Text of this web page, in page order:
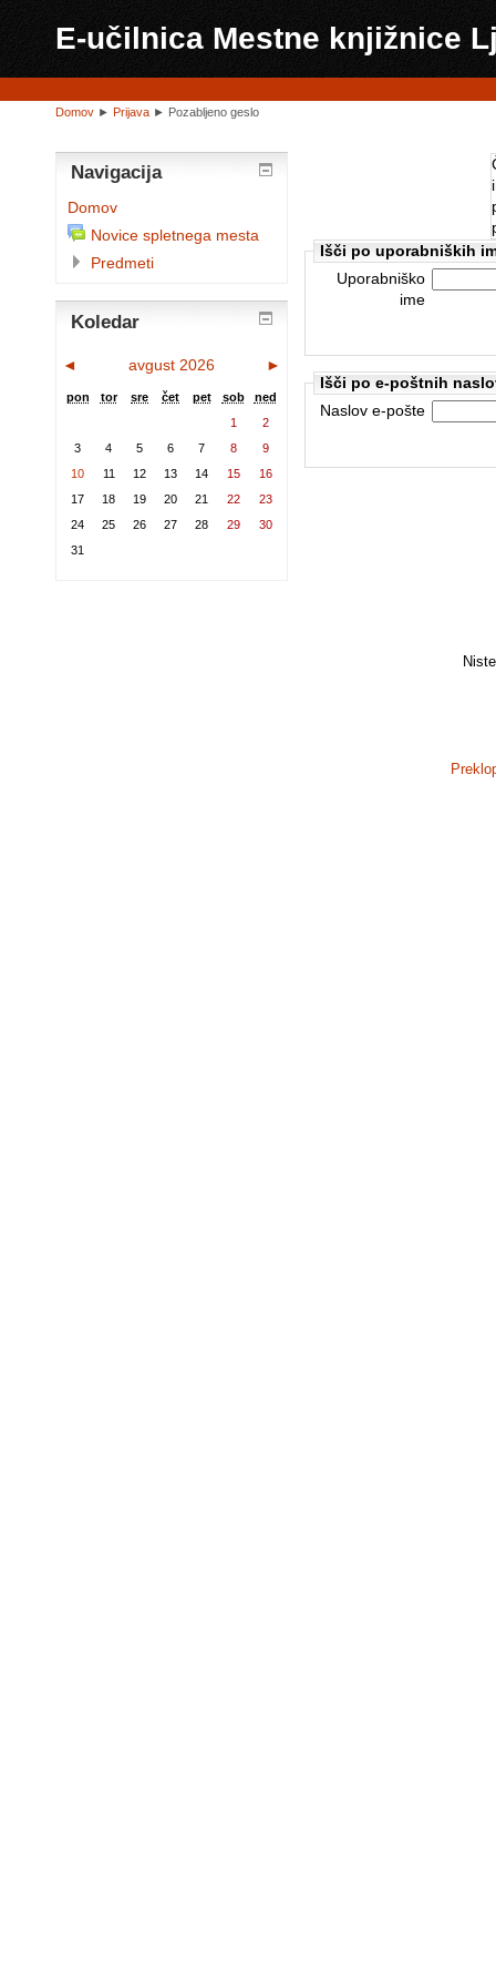
E-učilnica Mestne knjižnice
Domov ► Prijava ► Pozabljeno geslo
Išči po uporabniških
Uporabniško
ime
Išči po e-poštnih
Naslov e-pošte
Navigacija
Domov
Novice spletnega mesta
Predmeti
Koledar
◄ avgust 2026 ►
pon tor sre čet pet sob
ned
1
2
3
4 5 6 7 8
9
10
11 12 13 14 15
16
17
18 19 20 21 22
23
24
25 26 27 28 29
30
31